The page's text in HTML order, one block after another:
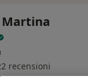
Martina
recensioni